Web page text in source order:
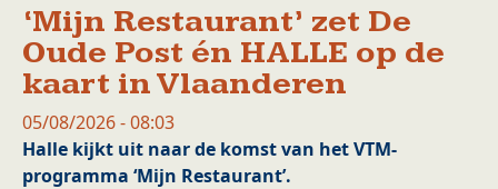
‘Mijn Restaurant’ zet De
Oude Post én HALLE op de
kaart in Vlaanderen
05/08/2026 - 08:03
Halle kijkt uit naar de komst van het VTM-
programma ‘Mijn Restaurant’.